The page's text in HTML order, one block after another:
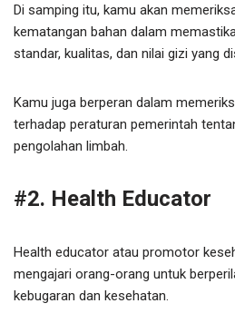
Di samping itu, kamu akan
kematangan bahan dalam
standar, kualitas, dan nilai gizi yang
Kamu juga berperan dalam
terhadap peraturan pemerintah
pengolahan limbah.
#2. Health Educator
Health educator atau promotor
mengajari orang-orang untuk
kebugaran dan kesehatan.